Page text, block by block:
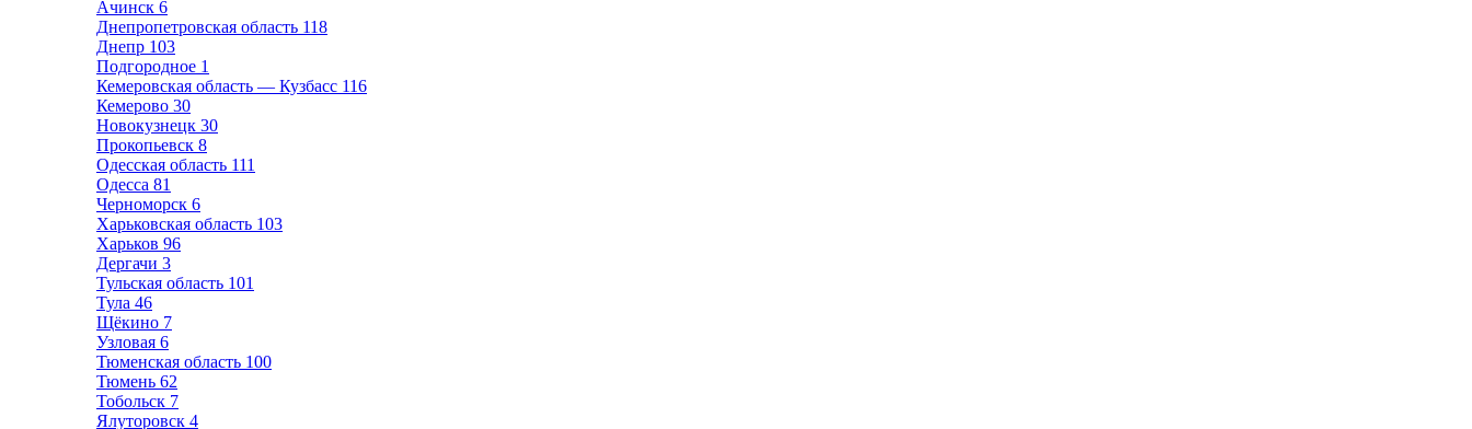
Ачинск 6
Днепропетровская область 118
Днепр 103
Подгородное 1
Кемеровская область — Кузбасс 116
Кемерово 30
Новокузнецк 30
Прокопьевск 8
Одесская область 111
Одесса 81
Черноморск 6
Харьковская область 103
Харьков 96
Дергачи 3
Тульская область 101
Тула 46
Щёкино 7
Узловая 6
Тюменская область 100
Тюмень 62
Тобольск 7
Ялуторовск 4